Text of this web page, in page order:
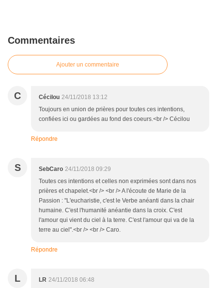
Commentaires
Ajouter un commentaire
C Cécilou 24/11/2018 13:12
Toujours en union de prières pour toutes ces intentions,
confiées ici ou gardées au fond des coeurs.<br /> Cécilou
Répondre
S SebCaro 24/11/2018 09:29
Toutes ces intentions et celles non exprimées sont dans nos
prières et chapelet.<br /> <br /> A l'écoute de Marie de la
Passion : "L'eucharistie, c'est le Verbe anéanti dans la chair
humaine. C'est l'humanité anéantie dans la croix. C'est
l'amour qui vient du ciel à la terre. C'est l'amour qui va de la
terre au ciel".<br /> <br /> Caro.
Répondre
L LR 24/11/2018 06:48